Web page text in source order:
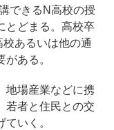
できるN高校の授
とどまる。高校卒
あるいは他の通
ある。
地場産業などに携
若者と住民との交
いく。